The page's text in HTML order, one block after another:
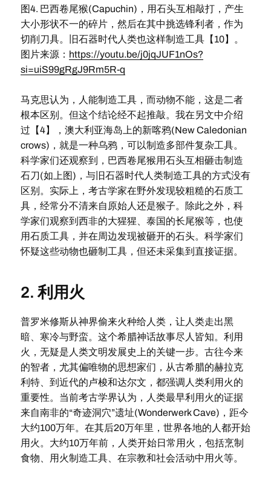
图4. 巴西卷尾猴(Capuchin)，用石头互相敲打，产生
大小形状不一的碎片，然后在其中挑选锋利者，作为
切削刀具。旧石器时代人类也这样制造工具【10】。
图片来源： https://youtu.be/j0jqJUF1nOs?
si=uiS99gRgJ9Rm5R-q
马克思认为，人能制造工具，而动物不能，这是二者
根本区别。但这个结论经不起推敲。我在另文中介绍
过【4】，澳大利亚海岛上的新喀鸦(New Caledonian
crows)，就是一种乌鸦，可以制造多部件复杂工具。
科学家们还观察到，巴西卷尾猴用石头互相砸击制造
石刀(如上图)，与旧石器时代人类制造工具的方式没有
区别。实际上，考古学家在野外发现较粗糙的石质工
具，经常分不清来自原始人还是猴子。除此之外，科
学家们观察到西非的大猩猩、泰国的长尾猴等，也使
用石质工具，并在周边发现被砸开的石头。科学家们
怀疑这些动物也砸制工具，但还未采集到直接证据。
2. 利用火
普罗米修斯从神界偷来火种给人类，让人类走出黑
暗、寒冷与野蛮。这个希腊神话故事尽人皆知。利用
火，无疑是人类文明发展史上的关键一步。古往今来
的智者，尤其偏唯物的思想家们，从古希腊的赫拉克
利特、到近代的卢梭和达尔文，都强调人类利用火的
重要性。当前考古学界认为，人类最早利用火的证据
来自南非的“奇迹洞穴”遗址(Wonderwerk Cave)，距今
大约100万年。在其后20万年里，世界各地的人都开始
用火。大约10万年前，人类开始日常用火，包括烹制
食物、用火制造工具、在宗教和社会活动中用火等。